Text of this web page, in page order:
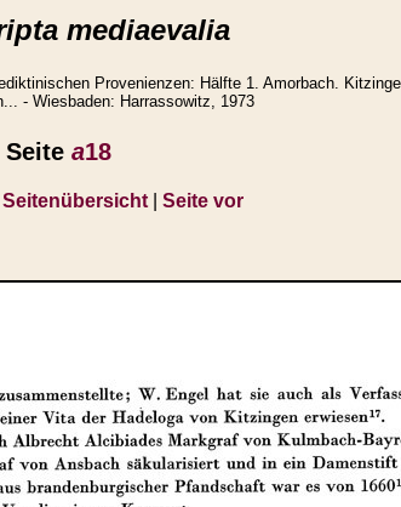
mediaevalia
Provenienzen: Hälfte 1. Amorbach.
- Wiesbaden: Harrassowitz, 1973
Seite a18
Seitenübersicht| Seite vor